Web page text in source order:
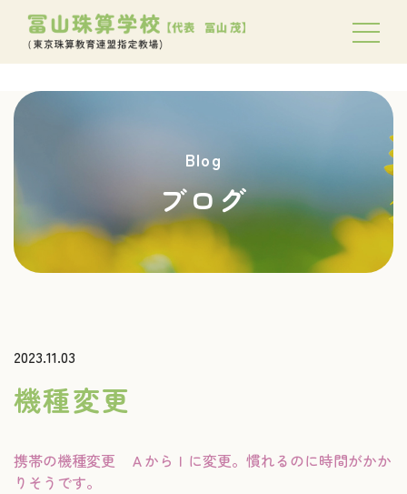
Blog
ブログ
2023.11.03
機種変更
携帯の機種変更 ＡからＩに変更。慣れるのに時間がかか
りそうです。